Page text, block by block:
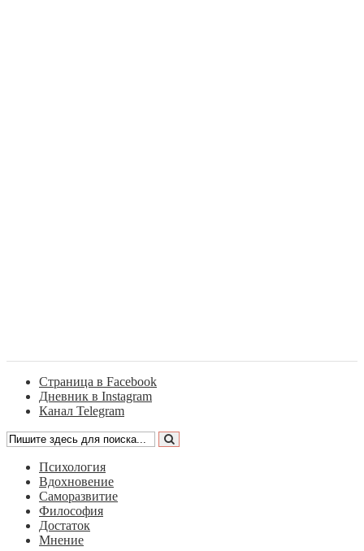
Страница в Facebook
Дневник в Instagram
Канал Telegram
Психология
Вдохновение
Саморазвитие
Философия
Достаток
Мнение